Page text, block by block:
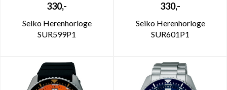
330,-
Seiko Herenhorloge
SUR599P1
330,-
Seiko Herenhorloge
SUR601P1